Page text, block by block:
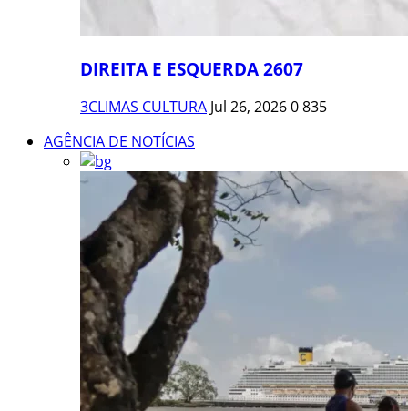
DIREITA E ESQUERDA 2607
3CLIMAS CULTURA Jul 26, 20260835
AGÊNCIA DE NOTÍCIAS